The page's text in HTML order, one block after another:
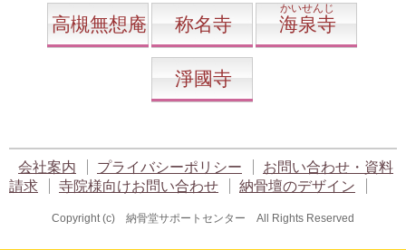
高槻無想庵 称名寺
かいせんじ
海泉寺
淨國寺
会社案内 プライバシーポリシー
お問い合わせ・資料
請求
寺院様向けお問い合わせ 納骨壇のデザイン
Copyright (c) 納骨堂サポートセンター All Rights Reserved